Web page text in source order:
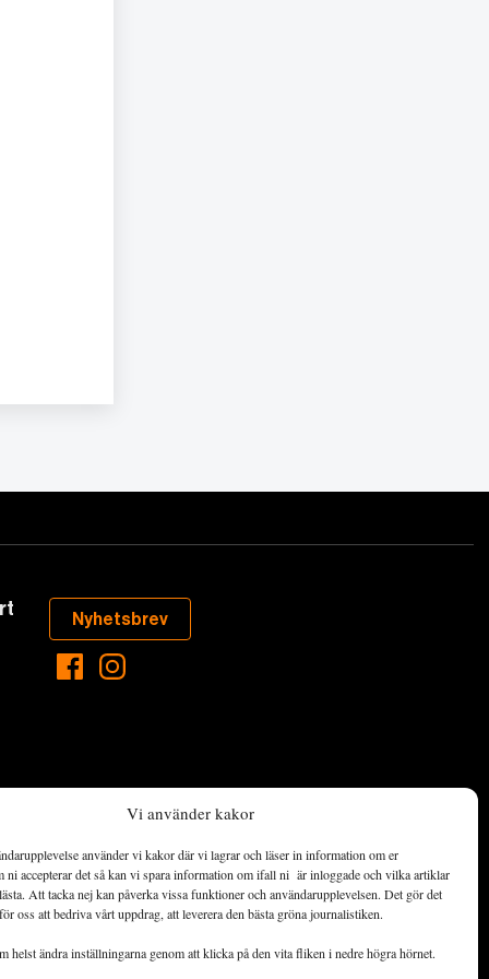
Vi använder kakor
använder vi kakor där vi lagrar och läser in information om er
ni accepterar det så kan vi spara information om ifall ni är inloggade och vilka artiklar
Att tacka nej kan påverka vissa funktioner och användarupplevelsen. Det gör det
oss att bedriva vårt uppdrag, att leverera den bästa gröna journalistiken.
helst ändra inställningarna genom att klicka på den vita fliken i nedre högra hörnet.
Nyhetsbrev
som händer
ett hållbart
ekonomiska